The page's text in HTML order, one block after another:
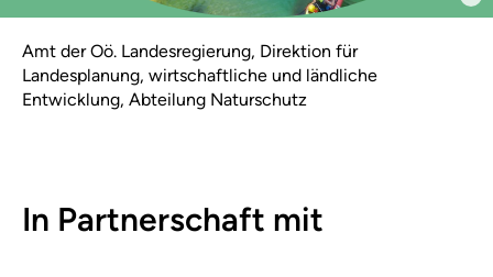
Amt der Oö. Landesregierung, Direktion für
Landesplanung, wirtschaftliche und ländliche
Entwicklung, Abteilung Naturschutz
In Partnerschaft mit